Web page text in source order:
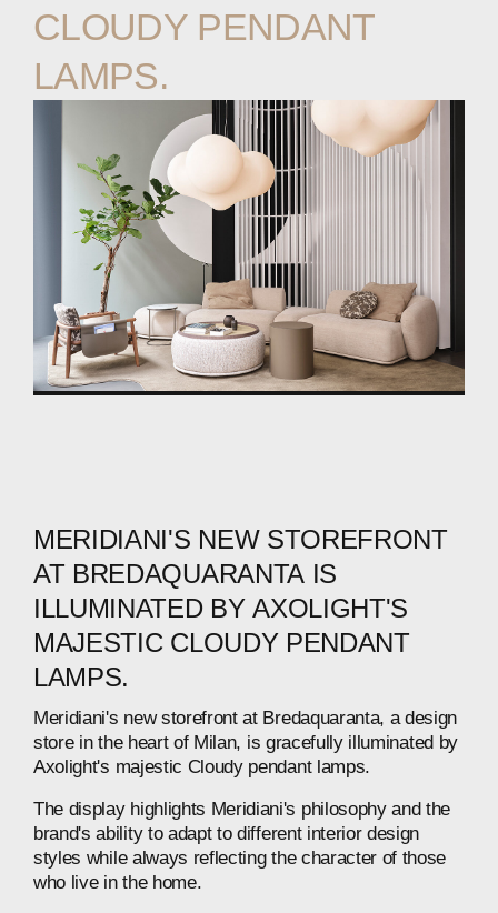
CLOUDY PENDANT
LAMPS.
MERIDIANI'S NEW STOREFRONT
AT BREDAQUARANTA IS
ILLUMINATED BY AXOLIGHT'S
MAJESTIC CLOUDY PENDANT
LAMPS.
Meridiani's new storefront at Bredaquaranta, a design
store in the heart of Milan, is gracefully illuminated by
Axolight's majestic Cloudy pendant lamps.
The display highlights Meridiani's philosophy and the
brand's ability to adapt to different interior design
styles while always reflecting the character of those
who live in the home.